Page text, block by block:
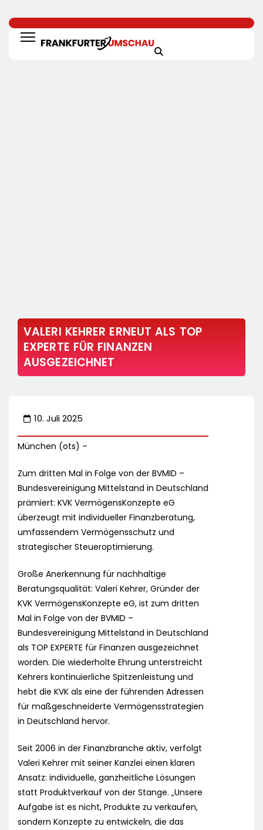
VALERI KEHRER ERNEUT ALS TOP
EXPERTE FÜR FINANZEN
AUSGEZEICHNET
10. Juli 2025
München (ots) –
Zum dritten Mal in Folge von der BVMID –
Bundesvereinigung Mittelstand in Deutschland
prämiert: KVK VermögensKonzepte eG
überzeugt mit individueller Finanzberatung,
umfassendem Vermögensschutz und
strategischer Steueroptimierung.
Große Anerkennung für nachhaltige
Beratungsqualität: Valeri Kehrer, Gründer der
KVK VermögensKonzepte eG, ist zum dritten
Mal in Folge von der BVMID –
Bundesvereinigung Mittelstand in Deutschland
als TOP EXPERTE für Finanzen ausgezeichnet
worden. Die wiederholte Ehrung unterstreicht
Kehrers kontinuierliche Spitzenleistung und
hebt die KVK als eine der führenden Adressen
für maßgeschneiderte Vermögensstrategien
in Deutschland hervor.
Seit 2006 in der Finanzbranche aktiv, verfolgt
Valeri Kehrer mit seiner Kanzlei einen klaren
Ansatz: individuelle, ganzheitliche Lösungen
statt Produktverkauf von der Stange. „Unsere
Aufgabe ist es nicht, Produkte zu verkaufen,
sondern Konzepte zu entwickeln, die das